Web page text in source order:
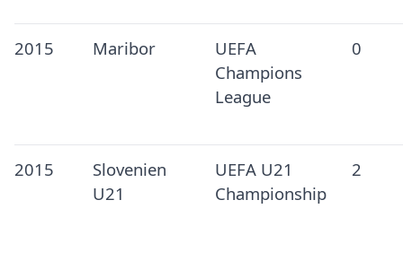
2015 Maribor
UEFA
Champions
League
0
2015
Slovenien
U21
UEFA U21
Championship
2